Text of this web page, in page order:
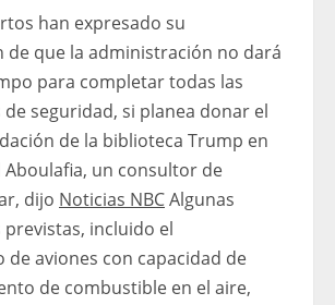
han expresado su
de que la administración no dará
para completar todas las
seguridad, si planea donar el
de la biblioteca Trump en
Aboulafia, un consultor de
dijo Noticias NBCAlgunas
incluido el
de aviones con capacidad de
de combustible en el aire,